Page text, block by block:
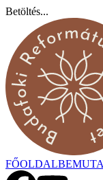
Betöltés...
FŐOLDAL